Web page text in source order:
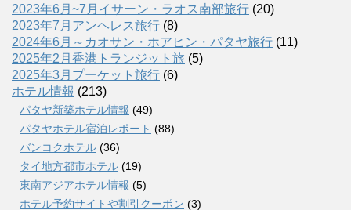
2023年6月~7月イサーン・ラオス南部旅行 (20)
2023年7月アンヘレス旅行 (8)
2024年6月～カオサン・ホアヒン・パタヤ旅行 (11)
2025年2月香港トランジット旅 (5)
2025年3月プーケット旅行 (6)
ホテル情報 (213)
パタヤ新築ホテル情報 (49)
パタヤホテル宿泊レポート (88)
バンコクホテル (36)
タイ地方都市ホテル (19)
東南アジアホテル情報 (5)
ホテル予約サイトや割引クーポン (3)